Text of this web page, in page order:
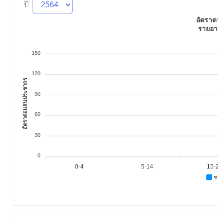
ปี
0-4 5-14 15-
อัตรา
รายอ
150
120
90
60
30
0
อัตราต่อแสนประชากร